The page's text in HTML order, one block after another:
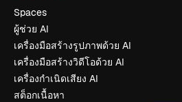
Spaces
ผู้ช่วย AI
เครื่องมือสร้างรูปภาพด้วย AI
เครื่องมือสร้างวิดีโอด้วย AI
เครื่องกำเนิดเสียง AI
สต็อกเนื้อหา